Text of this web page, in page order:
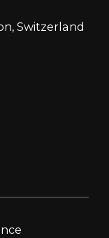
Switzerland